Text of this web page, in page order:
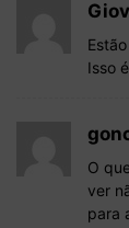
Isso
O
ver
para